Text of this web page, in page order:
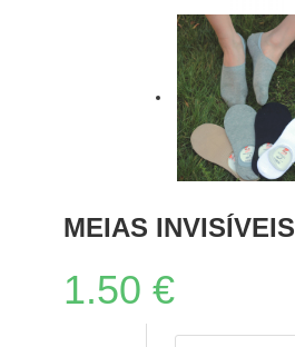
MEIAS INVISÍVEIS
1.50€